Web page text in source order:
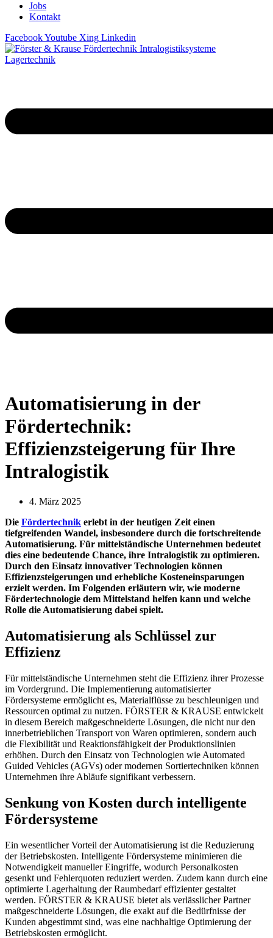
Jobs
Kontakt
FacebookYoutube Xing Linkedin
Automatisierung in der
Fördertechnik:
Effizienzsteigerung für Ihre
Intralogistik
4. März 2025
Die Fördertechnik erlebt in der heutigen Zeit einen
tiefgreifenden Wandel, insbesondere durch die fortschreitende
Automatisierung. Für mittelständische Unternehmen bedeutet
dies eine bedeutende Chance, ihre Intralogistik zu optimieren.
Durch den Einsatz innovativer Technologien können
Effizienzsteigerungen und erhebliche Kosteneinsparungen
erzielt werden. Im Folgenden erläutern wir, wie moderne
Fördertechnologie dem Mittelstand helfen kann und welche
Rolle die Automatisierung dabei spielt.
Automatisierung als Schlüssel zur
Effizienz
Für mittelständische Unternehmen steht die Effizienz ihrer Prozesse
im Vordergrund. Die Implementierung automatisierter
Fördersysteme ermöglicht es, Materialflüsse zu beschleunigen und
Ressourcen optimal zu nutzen. FÖRSTER & KRAUSE entwickelt
in diesem Bereich maßgeschneiderte Lösungen, die nicht nur den
innerbetrieblichen Transport von Waren optimieren, sondern auch
die Flexibilität und Reaktionsfähigkeit der Produktionslinien
erhöhen. Durch den Einsatz von Technologien wie Automated
Guided Vehicles (AGVs) oder modernen Sortiertechniken können
Unternehmen ihre Abläufe signifikant verbessern.
Senkung von Kosten durch intelligente
Fördersysteme
Ein wesentlicher Vorteil der Automatisierung ist die Reduzierung
der Betriebskosten. Intelligente Fördersysteme minimieren die
Notwendigkeit manueller Eingriffe, wodurch Personalkosten
gesenkt und Fehlerquoten reduziert werden. Zudem kann durch eine
optimierte Lagerhaltung der Raumbedarf effizienter gestaltet
werden. FÖRSTER & KRAUSE bietet als verlässlicher Partner
maßgeschneiderte Lösungen, die exakt auf die Bedürfnisse der
Kunden abgestimmt sind, was eine nachhaltige Optimierung der
Betriebskosten ermöglicht.